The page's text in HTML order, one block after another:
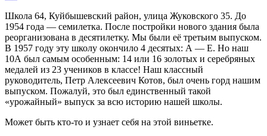
Школа 64, Куйбышевский район, улица Жуковского 35. До
1954 года — семилетка. После постройки нового здания была
реорганизована в десятилетку. Мы были её третьим выпуском.
В 1957 году эту школу окончило 4 десятых: А — Е. Но наш
10А был самым особенным: 14 или 16 золотых и серебряных
медалей из 23 учеников в классе! Наш классный
руководитель, Петр Алексеевич Котов, был очень горд нашим
выпуском. Пожалуй, это был единственный такой
«урожайный» выпуск за всю историю нашей школы.
Может быть кто-то и узнает себя на этой виньетке.